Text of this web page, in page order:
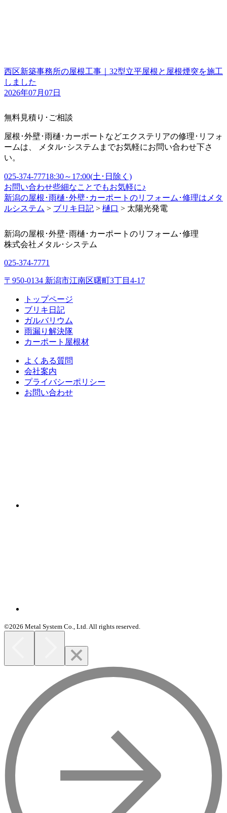
西区新築事務所の屋根工事｜32型立平屋根と屋根煙突を施工
しました
2026年07月07日
無料見積り･ご相談
屋根･外壁･雨樋･カーポートなどエクステリアの修理･リフォ
ームは、 メタル･システムまでお気軽にお問い合わせ下さ
い。
025-374-77718:30～17:00(土･日除く)
お問い合わせ些細なことでもお気軽に♪
新潟の屋根･雨樋･外壁･カーポートのリフォーム･修理はメタ
ルシステム > ブリキ日記 > 樋口 > 太陽光発電
新潟の屋根･外壁･雨樋･カーポートのリフォーム･修理
株式会社 メタル･システム
025-374-7771
〒950-0134 新潟市江南区曙町3丁目4-17
トップページ
ブリキ日記
ガルバリウム
雨漏り解決隊
カーポート屋根材
よくある質問
会社案内
プライバシーポリシー
お問い合わせ
©2026 Metal System Co., Ltd. All rights reserved.